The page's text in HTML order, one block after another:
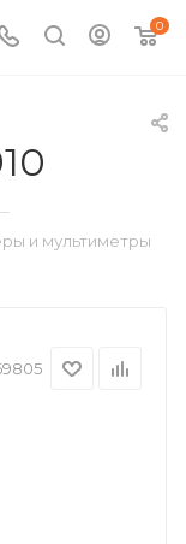
0
и мультиметры